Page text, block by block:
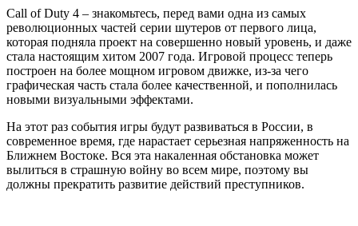
Call of Duty 4 – знакомьтесь, перед вами одна из самых
революционных частей серии шутеров от первого лица,
которая подняла проект на совершенно новый уровень, и даже
стала настоящим хитом 2007 года. Игровой процесс теперь
построен на более мощном игровом движке, из-за чего
графическая часть стала более качественной, и пополнилась
новыми визуальными эффектами.
На этот раз события игры будут развиваться в России, в
современное время, где нарастает серьезная напряженность на
Ближнем Востоке. Вся эта накаленная обстановка может
вылиться в страшную войну во всем мире, поэтому вы
должны прекратить развитие действий преступников.